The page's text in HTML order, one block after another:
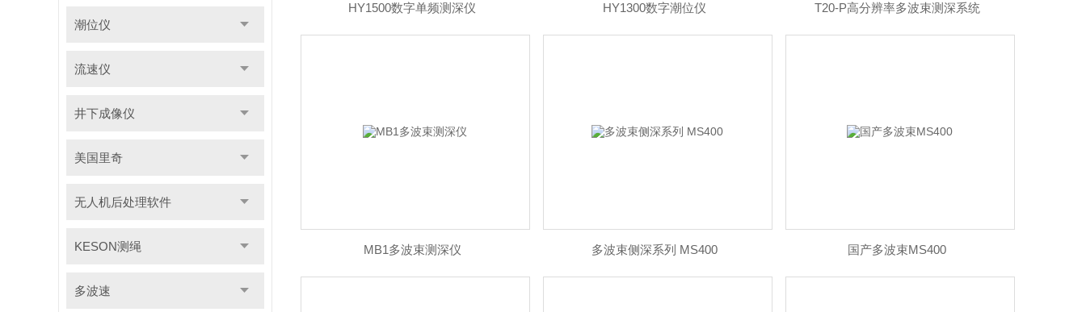
潮位仪
流速仪
井下成像仪
美国里奇
无人机后处理软件
KESON测绳
多波速
HY1500数字单频测深仪 HY1300数字潮位仪 T20-P高分辨率多波束测深系统
MB1多波束测深仪 多波束侧深系列 MS400 国产多波束MS400